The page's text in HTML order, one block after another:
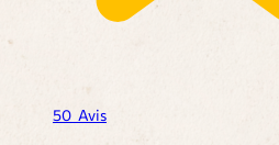
50 Avis